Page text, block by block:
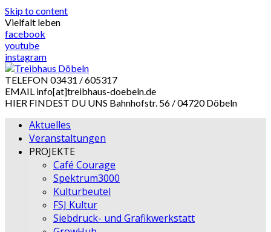
Skip to content
Vielfalt leben
facebook
youtube
instagram
TELEFON 03431 / 605317
EMAIL info[at]treibhaus-doebeln.de
HIER FINDEST DU UNS Bahnhofstr. 56 / 04720 Döbeln
Aktuelles
Veranstaltungen
PROJEKTE
Café Courage
Spektrum3000
Kulturbeutel
FSJ Kultur
Siebdruck- und Grafikwerkstatt